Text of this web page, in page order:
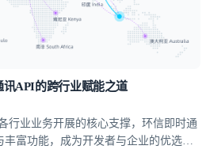
API的跨行业赋能之道
行业业务开展的核心支撑，环信即时通
富功能，成为开发者与企业的优选方